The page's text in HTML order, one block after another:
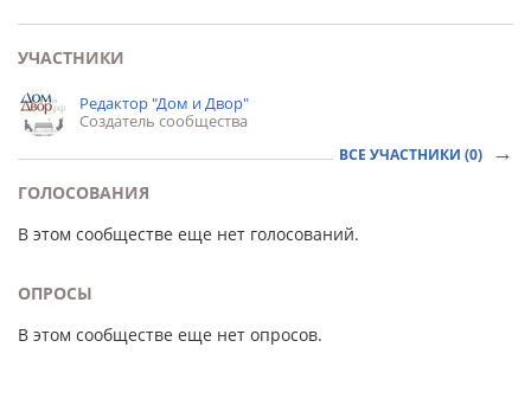
УЧАСТНИКИ
Редактор "Дом и Двор"
Создатель сообщества
ВСЕ УЧАСТНИКИ (0)
ГОЛОСОВАНИЯ
В этом сообществе еще нет голосований.
ОПРОСЫ
В этом сообществе еще нет опросов.